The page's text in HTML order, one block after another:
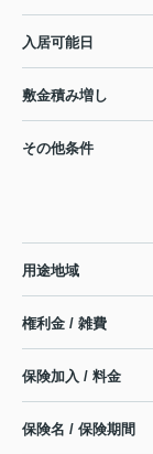
入居可能日
敷金積み増し
その他条件
用途地域
権利金 / 雑費
保険加入 / 料金
保険名 / 保険期間